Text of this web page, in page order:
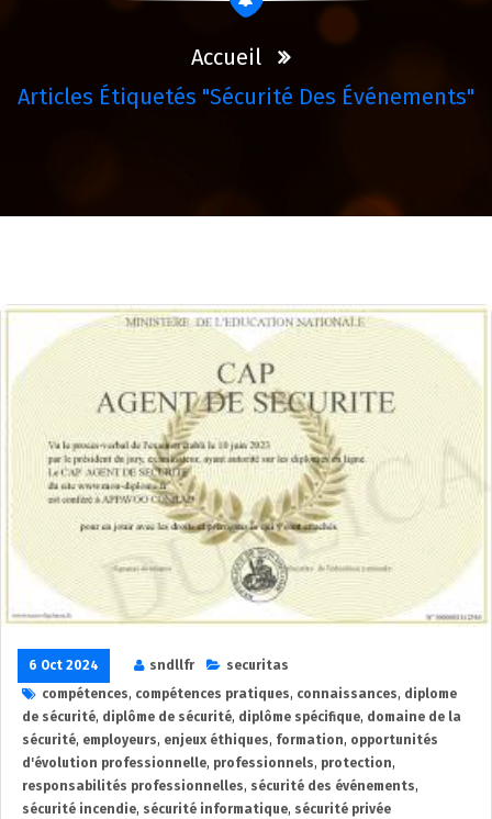
Accueil
Articles Étiquetés "sécurité Des Événements"
6 Oct 2024 sndllfr
securitas
compétences, compétences pratiques, connaissances, diplome
de sécurité, diplôme de sécurité, diplôme spécifique, domaine de la
sécurité, employeurs, enjeux éthiques, formation, opportunités
d'évolution professionnelle, professionnels, protection,
responsabilités professionnelles, sécurité des événements,
sécurité incendie, sécurité informatique, sécurité privée